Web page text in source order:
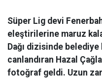
Süper Lig devi
eleştirilerine maruz
Dağı dizisinde belediye
canlandıran Hazal
fotoğraf geldi. Uzun